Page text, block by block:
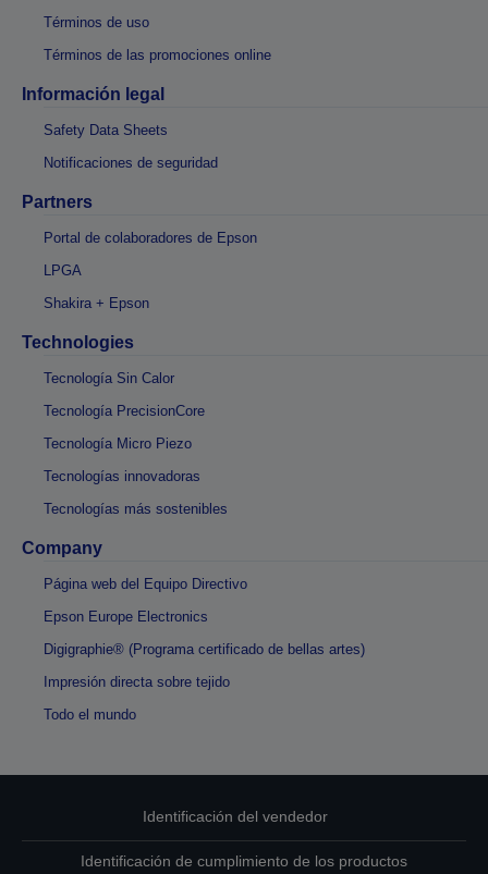
Términos de uso
Términos de las promociones online
Información legal
Safety Data Sheets
Notificaciones de seguridad
Partners
Portal de colaboradores de Epson
LPGA
Shakira + Epson
Technologies
Tecnología Sin Calor
Tecnología PrecisionCore
Tecnología Micro Piezo
Tecnologías innovadoras
Tecnologías más sostenibles
Company
Página web del Equipo Directivo
Epson Europe Electronics
Digigraphie® (Programa certificado de bellas artes)
Impresión directa sobre tejido
Todo el mundo
Identificación del vendedor
Identificación de cumplimiento de los productos